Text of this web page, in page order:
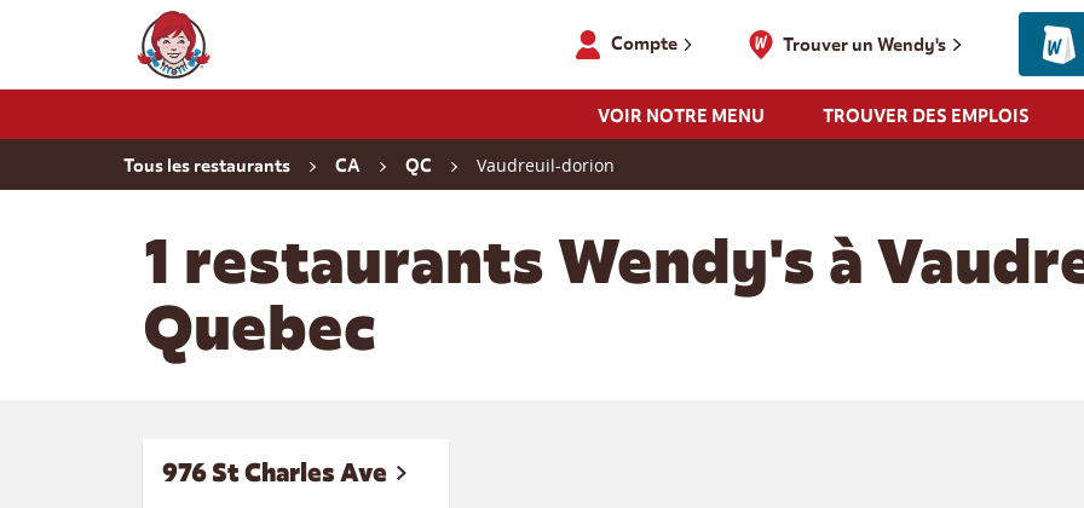
Wendy's Website Home
Trouver un Wendy's
Compte
VOIR NOTRE MENU TROUVER DES EMPLOIS
Return to NavTous les restaurants CA QC Vaudreuil-dorion
1 restaurants Wendy's à
Quebec
976 St Charles Ave